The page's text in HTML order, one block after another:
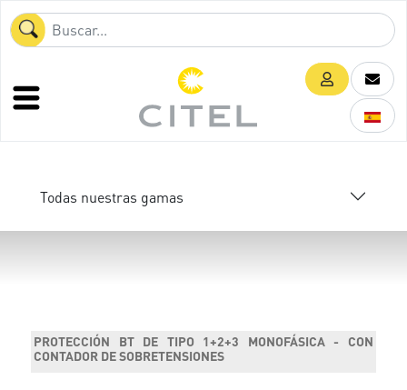
Todas nuestras gamas
PROTECCIÓN BT DE TIPO 1+2+3 MONOFÁSICA - CON
CONTADOR DE SOBRETENSIONES